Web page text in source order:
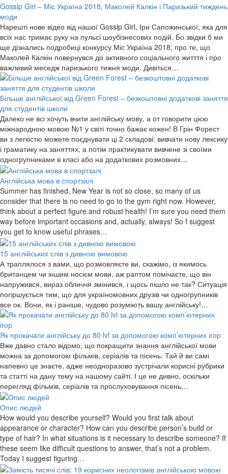
Gossip Girl – Міс Україна 2018, Маколей Калкін і Паризький тиждень
моди
Нарешті нове відео від нашої Gossip Girl, Іри Сапожинської, яка для
всіх нас тримає руку на пульсі шоубізнесових подій. Бо звідки б ми
ще дізнались подробиці конкурсу Міс Україна 2018; про те, що
Маколей Калкін повернувся до активного соціального житття і про
важливий меседж паризького тижня моди. Дивіться…
Більше англійської від Green Forest – безкоштовні додаткові заняття
для студентів школи
Далеко не всі хочуть вчити англійську мову, а от говорити цією
міжнародною мовою №1 у світі точно бажає кожен! В Грін Форест
ви з легкістю можете поєднувати ці 2 складові: вивчати нову лексику
і граматику на заняттях, а потім практикувати вивчене зі своїми
одногрупниками в класі або на додаткових розмовних…
Англійська мова в спортзалі
Summer has finished, New Year is not so close, so many of us
consider that there is no need to go to the gym right now. However,
think about a perfect figure and robust health! I’m sure you need them
way before important occasions and, actually, always! So I suggest
you get to know useful phrases…
15 англійських слів з дивною вимовою
А траплялося з вами, що розмовляєте ви, скажімо, із якимось
британцем чи іншим носієм мови, аж раптом помічаєте, що він
напружився, вираз обличчя змінився, і щось пішло не так? Ситуація
погіршується тим, що для україномовних друзів чи одногрупників
все ок. Вони, як і раніше, чудово розуміють вашу англійську!…
Як прокачати англійську до 80 lvl за допомогою комп’ютерних ігор
Вже давно стало відомо, що покращити знання англійської мови
можна за допомогою фільмів, серіалів та пісень. Тай й ви самі
напевно це знаєте, адже неодноразово зустрічали корисні рубрики
та статті на дану тему на нашому сайті. І це не дивно, оскільки
перегляд фільмів, серіалів та прослуховування пісень…
Опис людей
How would you describe yourself? Would you first talk about
appearance or character? How can you describe person’s build or
type of hair? In what situations is it necessary to describe someone? If
these seem like difficult questions to answer, that’s not a problem.
Today I suggest figuring…